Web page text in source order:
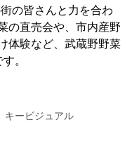
の皆さんと力を合わ
の直売会や、市内産野
体験など、武蔵野野菜
。
キービジュアル